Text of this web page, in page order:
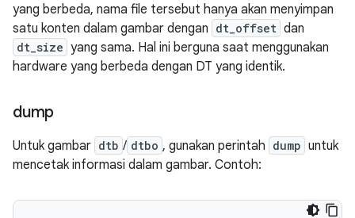
yang berbeda, nama file tersebut hanya akan menyimpan
satu konten dalam gambar dengan dt_offset dan
dt_size yang sama. Hal ini berguna saat menggunakan
hardware yang berbeda dengan DT yang identik.
dump
Untuk gambar dtb / dtbo , gunakan perintah dump untuk
mencetak informasi dalam gambar. Contoh: